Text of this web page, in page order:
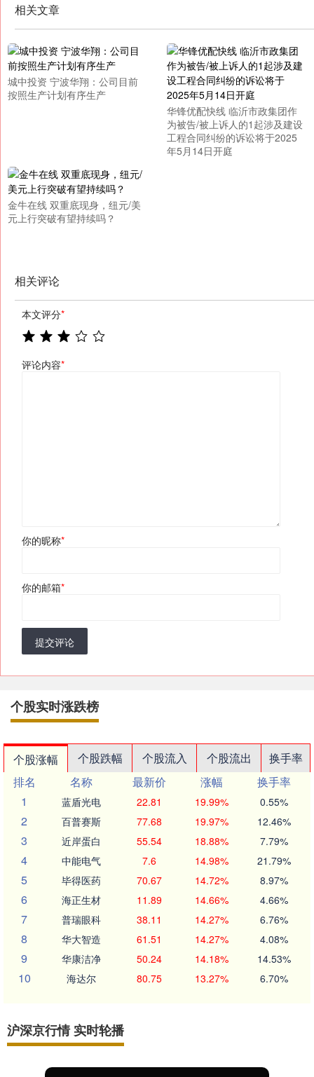
相关文章
城中投资 宁波华翔：公司目前
按照生产计划有序生产
华锋优配快线 临沂市政集团作
为被告/被上诉人的1起涉及建设
工程合同纠纷的诉讼将于2025
年5月14日开庭
金牛在线 双重底现身，纽元/美
元上行突破有望持续吗？
相关评论
本文评分*
评论内容*
你的昵称*
你的邮箱*
提交评论
个股实时涨跌榜
个股涨幅 个股跌幅 个股流入 个股流出
换手率
排名
名称 最新价 涨幅
换手率
1
蓝盾光电 22.81 19.99% 0.55%
2 百普赛斯 77.68 19.97% 12.46%
3 近岸蛋白 55.54 18.88% 7.79%
4 中能电气 7.6 14.98% 21.79%
5 毕得医药 70.67 14.72% 8.97%
6 海正生材 11.89 14.66% 4.66%
7 普瑞眼科 38.11 14.27% 6.76%
8 华大智造 61.51 14.27% 4.08%
9 华康洁净 50.24 14.18% 14.53%
10 海达尔 80.75 13.27% 6.70%
沪深京行情 实时轮播